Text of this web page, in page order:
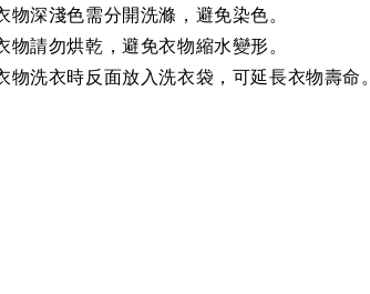
物深淺色需分開洗滌，避免染色。
物請勿烘乾，避免衣物縮水變形。
物洗衣時反面放入洗衣袋，可延長衣物壽命。